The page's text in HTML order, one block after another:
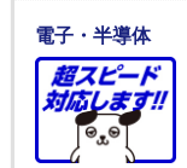
電子・半導体